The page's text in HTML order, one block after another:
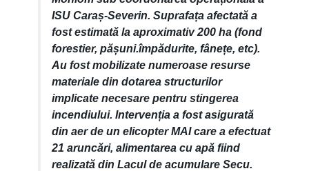
ISU Caraș-Severin. Suprafața afectată a
fost estimată la aproximativ 200 ha (fond
forestier, pășuni.împădurite, fânețe, etc).
Au fost mobilizate numeroase resurse
materiale din dotarea structurilor
implicate necesare pentru stingerea
incendiului. Intervenția a fost asigurată
din aer de un elicopter MAI care a efectuat
21 aruncări, alimentarea cu apă fiind
realizată din Lacul de acumulare Secu.